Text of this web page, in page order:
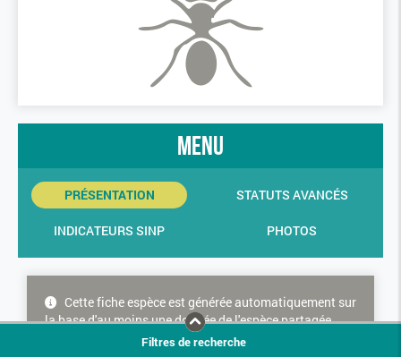
menu
PRÉSENTATION STATUTS AVANCÉS
INDICATEURS SINP PHOTOS
Cette fiche espèce est générée automatiquement sur
la base d'au moins une donnée de l'espèce partagée
dans le SINP. Cette espèce ne bénéficie donc d'aucune
Filtres de recherche